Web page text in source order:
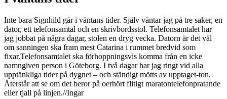
Inte bara Signhild går i väntans tider. Själv väntar jag på tre saker, en
dator, ett telefonsamtal och en skrivbordsstol. Telefonsamtalet har
jag jobbat på några dagar, stolen en dryg vecka. Datorn är det väl
om sanningen ska fram mest Catarina i rummet bredvid som
fixar.Telefonsamtalet ska förhoppningsvis komma från en icke
namngiven person i Göteborg. I två dagar har jag ringt vid alla
upptänkliga tider på dygnet – och ständigt mötts av upptaget-ton.
Återstår att se om det beror på oerhört flitigt maratontelefonpratande
eller tjall på linjen.//Ingar